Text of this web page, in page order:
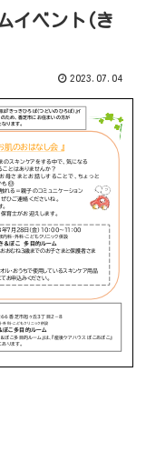
イベント(き
2023.07.04